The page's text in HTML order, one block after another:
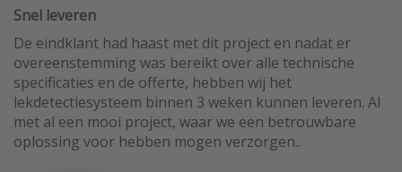
Snel leveren
De eindklant had haast met dit project en nadat er
overeenstemming was bereikt over alle technische
specificaties en de offerte, hebben wij het
lekdetectiesysteem binnen 3 weken kunnen leveren. Al
met al een mooi project, waar we een betrouwbare
oplossing voor hebben mogen verzorgen..